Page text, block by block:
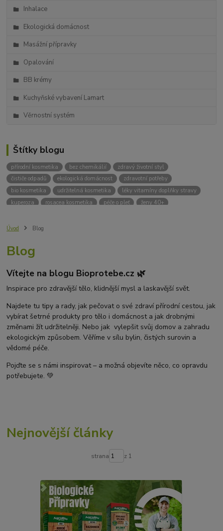
Inhalace
Ekologická domácnost
Masážní přípravky
Opalování
BB krémy
Kuchyňské vybavení Lamart
Věrnostní systém
Štítky blogu
přírodní kosmetika bez chemikálií
zdravý životní styl
čističe odpadů
ekologická domácnost
zdravotní potřeby
bio kosmetika
udržitelná kosmetika
léky vitamíny doplňky stravy
kuperoza
rosacea kosmetika péče o pleť
ženy 40+
bez chemie
Přírodní čistící prostředky
Jak se zbavit lupů
Příčiny lupů Léčba lupů
Suchá pokožka hlavy a lupy
Přírodní prostředky na lupy
Mastná pokožka hlavy a lupy
Svědění pokožky hlavy
Kvasinky a lupy
diadnostické testy
měření moči
hodnota pH kyselý zásaditý
neutrální
měření pH
Úvod Blog
Blog
Vítejte na blogu Bioprotebe.cz 🌿
Inspirace pro zdravější tělo, klidnější mysl a laskavější svět.
Najdete tu tipy a rady, jak pečovat o své zdraví přírodní cestou, jak
vybírat šetrné produkty pro tělo i domácnost a jak drobnými
změnami žít udržitelněji. Nebo jak vylepšit svůj domov a zahradu
ekologickým způsobem. Věříme v sílu bylin, čistých surovin a
vědomé péče.
Pojďte se s námi inspirovat – a možná objevíte něco, co opravdu
potřebujete. 💚
Nejnovější články
strana z 1